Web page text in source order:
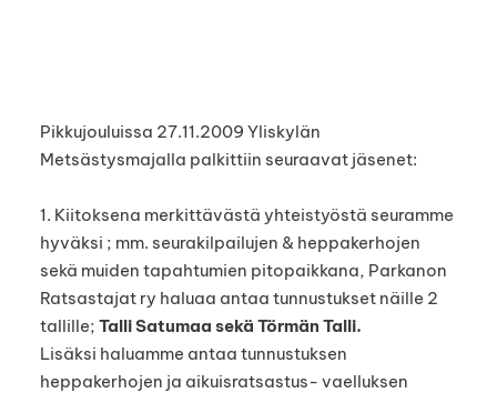
Pikkujouluissa 27.11.2009 Yliskylän
Metsästysmajalla palkittiin seuraavat jäsenet:
1. Kiitoksena merkittävästä yhteistyöstä seuramme
hyväksi ; mm. seurakilpailujen & heppakerhojen
sekä muiden tapahtumien pitopaikkana, Parkanon
Ratsastajat ry haluaa antaa tunnustukset näille 2
tallille; Talli Satumaa sekä Törmän Talli.
Lisäksi haluamme antaa tunnustuksen
heppakerhojen ja aikuisratsastus- vaelluksen